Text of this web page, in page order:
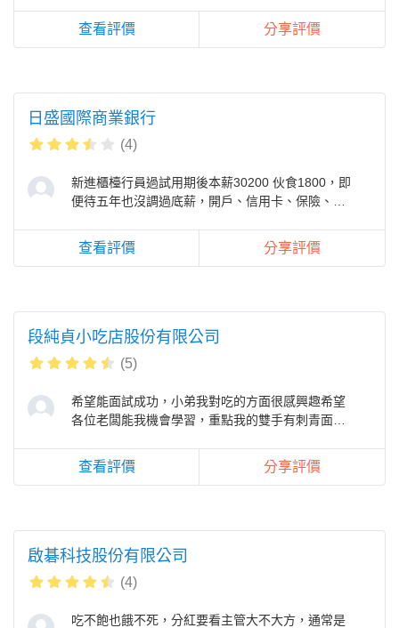
查看評價 分享評價
日盛國際商業銀行
(4)
新進櫃檯行員過試用期後本薪30200 伙食1800，即
便待五年也沒調過底薪，開戶、信用卡、保險、貸
查看評價 分享評價
段純貞小吃店股份有限公司
(5)
希望能面試成功，小弟我對吃的方面很感興趣希望
各位老闆能我機會學習，重點我的雙手有刺青面積
查看評價 分享評價
啟碁科技股份有限公司
(4)
吃不飽也餓不死，分紅要看主管大不大方，通常是